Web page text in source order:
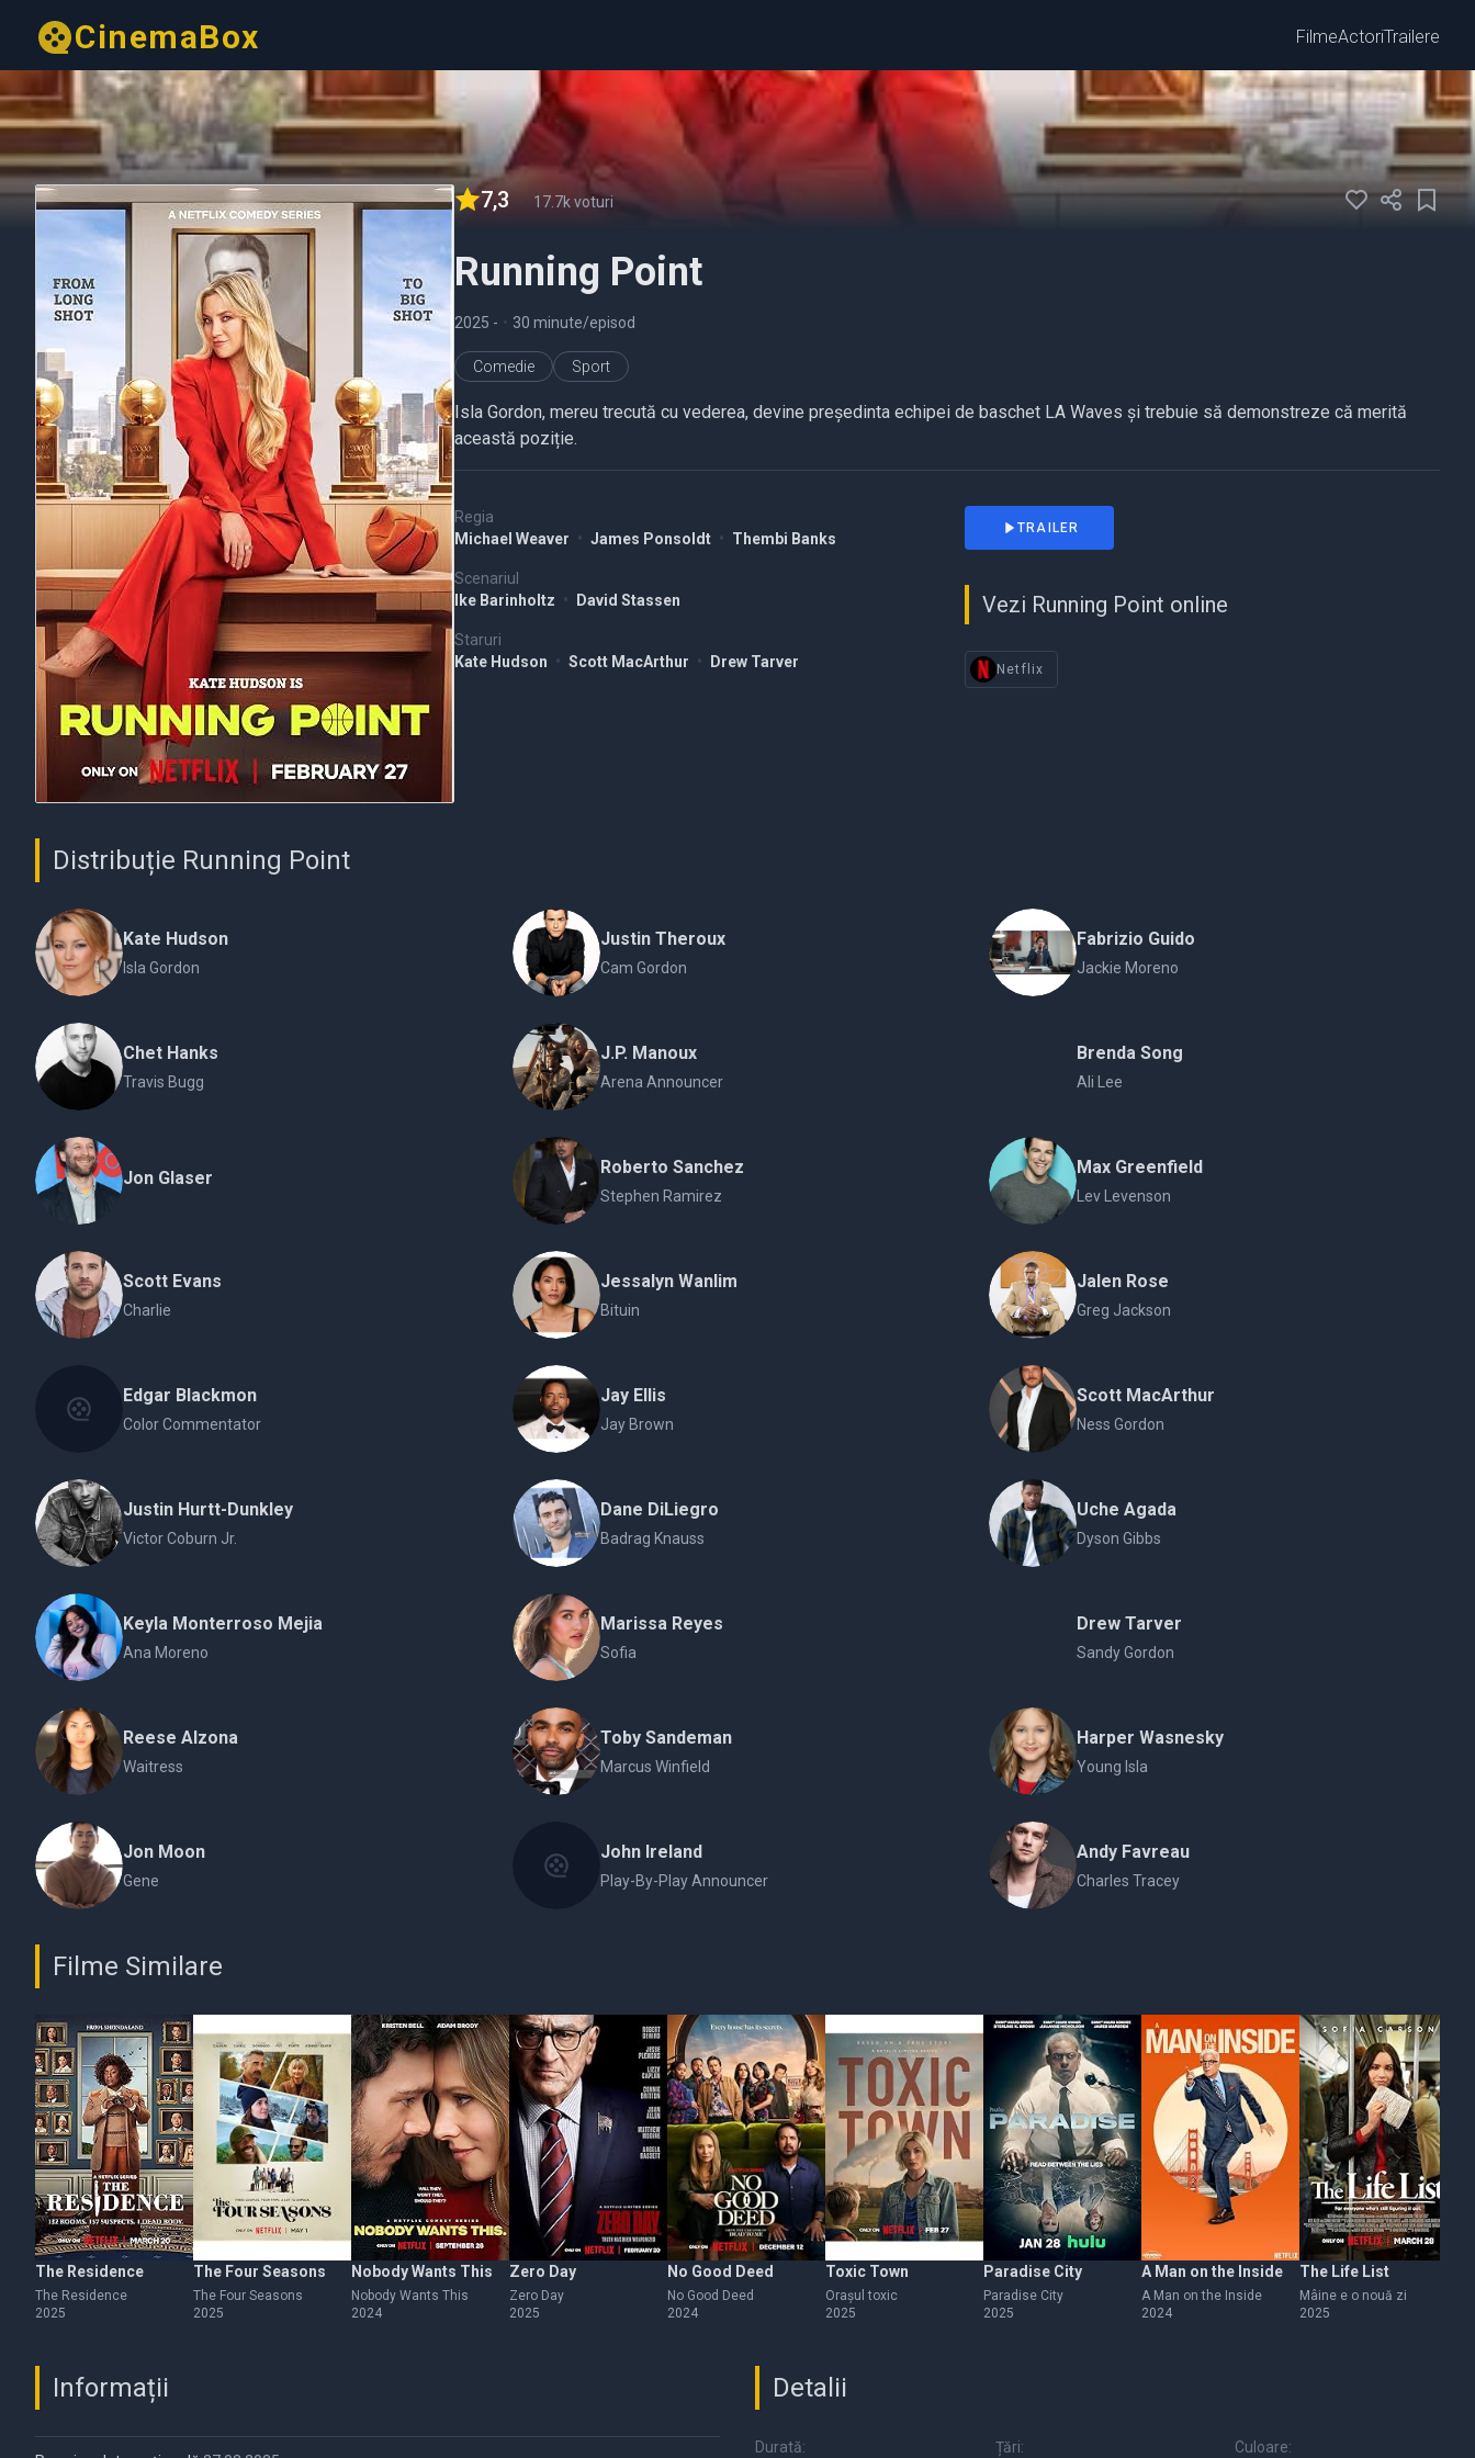
CinemaBox FilmeActoriTrailere
7,3 - 17.7k voturi
Running Point
2025 - • 30 minute/episod
Comedie Sport
Isla Gordon, mereu trecută cu vederea, devine președinta echipei de baschet LA Waves și trebuie să demonstreze că merită
această poziție.
Regia
Michael Weaver • James Ponsoldt • Thembi Banks
Scenariul
Ike Barinholtz • David Stassen
Staruri
Kate Hudson • Scott MacArthur • Drew Tarver
TRAILER
Vezi Running Point online
Netflix
Distribuție Running Point
Kate Hudson
Isla Gordon
Justin Theroux
Cam Gordon
Fabrizio Guido
Jackie Moreno
Chet Hanks
Travis Bugg
J.P. Manoux
Arena Announcer
Brenda Song
Ali Lee
Jon Glaser
Roberto Sanchez
Stephen Ramirez
Max Greenfield
Lev Levenson
Scott Evans
Charlie
Jessalyn Wanlim
Bituin
Jalen Rose
Greg Jackson
Edgar Blackmon
Color Commentator
Jay Ellis
Jay Brown
Scott MacArthur
Ness Gordon
Justin Hurtt-Dunkley
Victor Coburn Jr.
Dane DiLiegro
Badrag Knauss
Uche Agada
Dyson Gibbs
Keyla Monterroso Mejia
Ana Moreno
Marissa Reyes
Sofia
Drew Tarver
Sandy Gordon
Reese Alzona
Waitress
Toby Sandeman
Marcus Winfield
Harper Wasnesky
Young Isla
Jon Moon
Gene
John Ireland
Play-By-Play Announcer
Andy Favreau
Charles Tracey
Filme Similare
The Residence
The Residence
2025
The Four Seasons
The Four Seasons
2025
Nobody Wants This
Nobody Wants This
2024
Zero Day
Zero Day
2025
No Good Deed
No Good Deed
2024
Toxic Town
Orașul toxic
2025
Paradise City
Paradise City
2025
A Man on the Inside
A Man on the Inside
2024
The Life List
Mâine e o nouă zi
2025
Informații Detalii
Durată: Țări: Culoare: